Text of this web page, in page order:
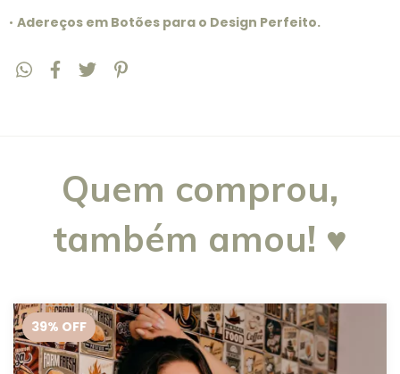
• Adereços em Botões para o Design Perfeito.
Quem comprou,
também amou! ♥
39% OFF